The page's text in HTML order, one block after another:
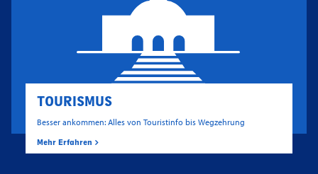
TOURISMUS
Besser ankommen: Alles von Touristinfo bis Wegzehrung
Mehr Erfahren